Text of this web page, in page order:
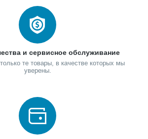
и сервисное обслуживание
те товары, в качестве которых мы
уверены.